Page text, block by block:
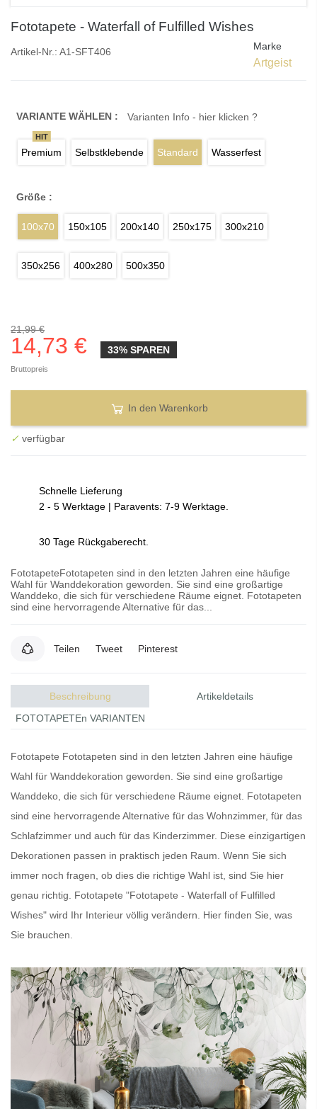
Fototapete - Waterfall of Fulfilled Wishes
Artikel-Nr.: A1-SFT406 Marke
Artgeist
VARIANTE WÄHLEN : Varianten Info - hier klicken ?
Premium
HIT
Selbstklebende Standard Wasserfest
Größe :
100x70 150x105 200x140 250x175 300x210
350x256 400x280 500x350
21,99 €
14,73 € 33% SPAREN
Bruttopreis
In den Warenkorb
✓ verfügbar
Schnelle Lieferung
2 - 5 Werktage | Paravents: 7-9 Werktage.
30 Tage Rückgaberecht.
FototapeteFototapeten sind in den letzten Jahren eine häufige
Wahl für Wanddekoration geworden. Sie sind eine großartige
Wanddeko, die sich für verschiedene Räume eignet. Fototapeten
sind eine hervorragende Alternative für das...
Teilen Tweet Pinterest
Beschreibung
Artikeldetails
FOTOTAPETEn VARIANTEN
Fototapete Fototapeten sind in den letzten Jahren eine häufige
Wahl für Wanddekoration geworden. Sie sind eine großartige
Wanddeko, die sich für verschiedene Räume eignet. Fototapeten
sind eine hervorragende Alternative für das Wohnzimmer, für das
Schlafzimmer und auch für das Kinderzimmer. Diese einzigartigen
Dekorationen passen in praktisch jeden Raum. Wenn Sie sich
immer noch fragen, ob dies die richtige Wahl ist, sind Sie hier
genau richtig. Fototapete "Fototapete - Waterfall of Fulfilled
Wishes" wird Ihr Interieur völlig verändern. Hier finden Sie, was
Sie brauchen.